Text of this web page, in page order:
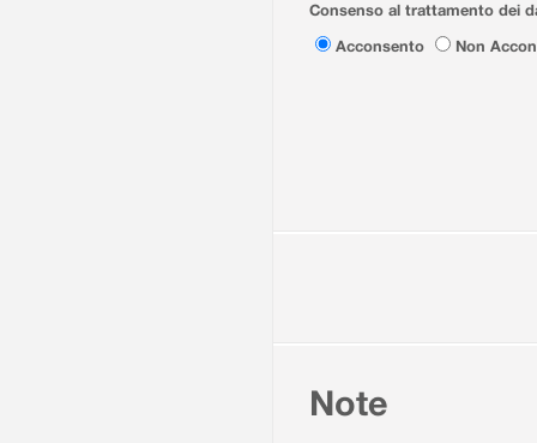
Consenso al trattamento dei
Acconsento
Non
Note